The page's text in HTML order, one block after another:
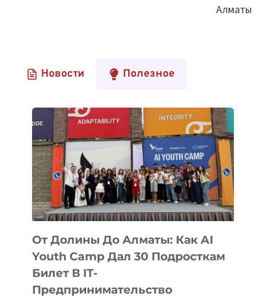
Алматы
Новости Полезное
От Долины До Алматы: Как AI
Youth Camp Дал 30 Подросткам
Билет В IT-
Предпринимательство